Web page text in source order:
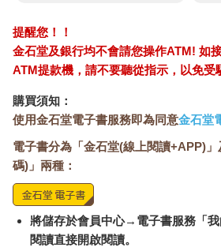
女性，她是囊狀纖維化患者，因這緣起
友。她的雙親雖然也都帶有相同基因（
傳疾病），但都未顯現出病症，所以她
令人心痛的回憶錄《生命氣息》中，讚
所帶來的許多事物，也表示自己有多珍
而，她不覺得自己是健康的，更表示但
為她拒絕這部分的自己，而是因為她想
廿二歲那年病情惡化，最終病逝。這樣
的健康侏儒有天壤之別。然而在她過世
親對我說：「懷蘿拉的時候，還沒有檢
術，不過後來這種技術問世了。如果我
拉生下來。我現在還是會想：『天哪！
定。』還好不是那樣，否則就太悲慘了。
提醒您！！
金石堂及銀行均不會請您操作ATM! 如
ATM提款機，請不要聽從指示，以免受
購買須知：
使用金石堂電子書服務即為同意金石堂
電子書分為「金石堂(線上閱讀+APP)
碼)」兩種：
將儲存於會員中心→電子書服務「
閱讀直接開啟閱讀。